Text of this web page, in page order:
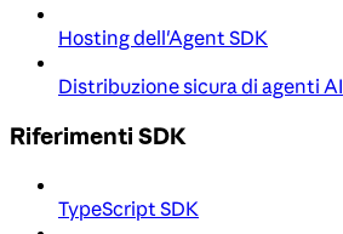
Hosting dell'Agent SDK
Distribuzione sicura di agenti AI
Riferimenti SDK
TypeScript SDK